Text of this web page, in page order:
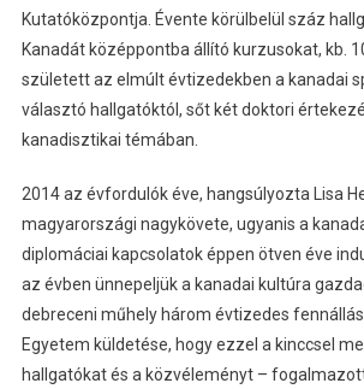
Kutatóközpontja. Évente körülbelül száz
Kanadát középpontba állító kurzusokat, kb.
született az elmúlt évtizedekben a kanadai
választó hallgatóktól, sőt két doktori
kanadisztikai témában.
2014 az évfordulók éve, hangsúlyozta Lisa
magyarországi nagykövete, ugyanis a
diplomáciai kapcsolatok éppen ötven éve
az évben ünnepeljük a kanadai kultúra
debreceni műhely három évtizedes
Egyetem küldetése, hogy ezzel a kinccsel
hallgatókat és a közvéleményt –